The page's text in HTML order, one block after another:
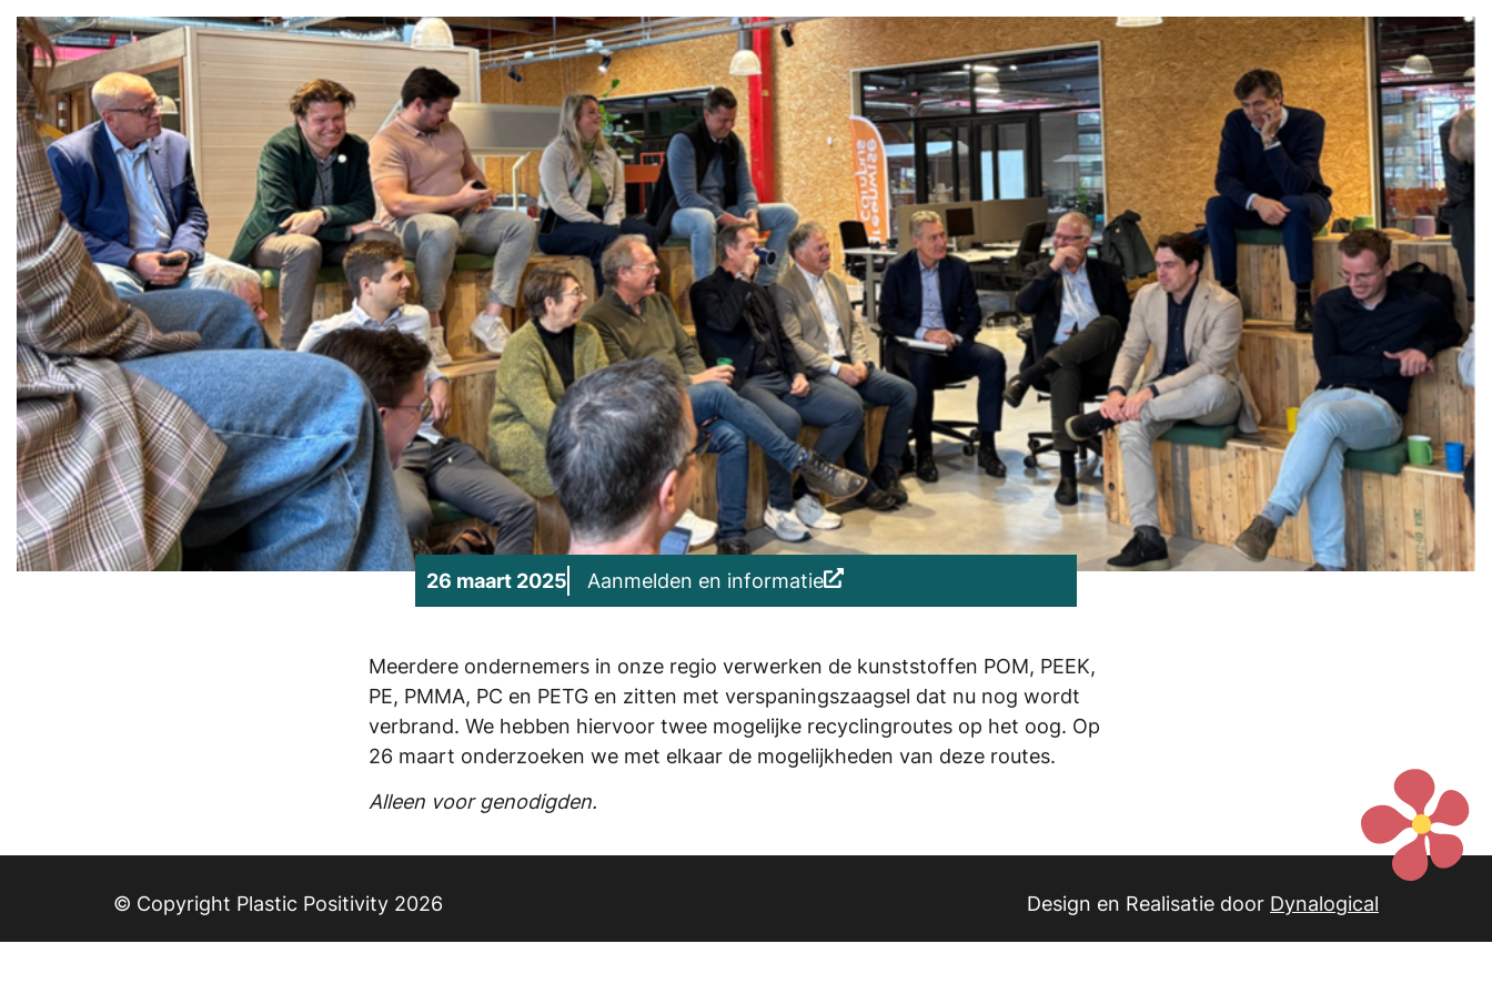
INNOVATIES PLASTIC POSITIVITY THE MAKING OF PARTNERS CONTACT
26 maart 2025 Aanmelden en informatie
Meerdere ondernemers in onze regio verwerken de kunststoffen POM, PEEK,
PE, PMMA, PC en PETG en zitten met verspaningszaagsel dat nu nog wordt
verbrand. We hebben hiervoor twee mogelijke recyclingroutes op het oog. Op
26 maart onderzoeken we met elkaar de mogelijkheden van deze routes.
Alleen voor genodigden.
© Copyright Plastic Positivity 2026 Design en Realisatie door Dynalogical